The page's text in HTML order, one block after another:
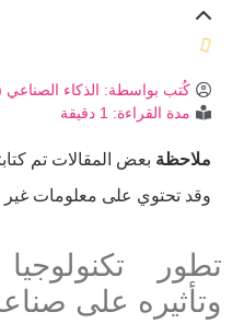
كُتب بواسطة:الذكاء الصناعي (AI)
مدة القراءة: 1 دقيقة
ملاحظة بعض المقالات تم
وقد تحتوي على معلومات غير
تطور
وتأثيره على